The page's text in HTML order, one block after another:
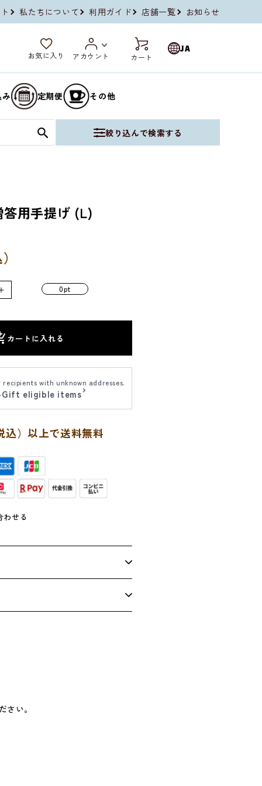
私たちについて 利用ガイド 店舗一覧 お知らせ
お気に入り アカウント カート
JA
定期便 その他
絞り込んで検索する
用手提げ (L)
オ
ジ
ナ
贈
答
用
手
げ
の
数
量
増
す
0pt
カートに入れる
with unknown addresses.
eligible items
込）以上で送料無料
わせる
い。